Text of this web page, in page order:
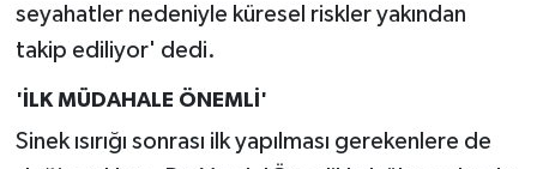
seyahatler nedeniyle küresel riskler yakından
takip ediliyor' dedi.
'İLK MÜDAHALE ÖNEMLİ'
Sinek ısırığı sonrası ilk yapılması gerekenlere de